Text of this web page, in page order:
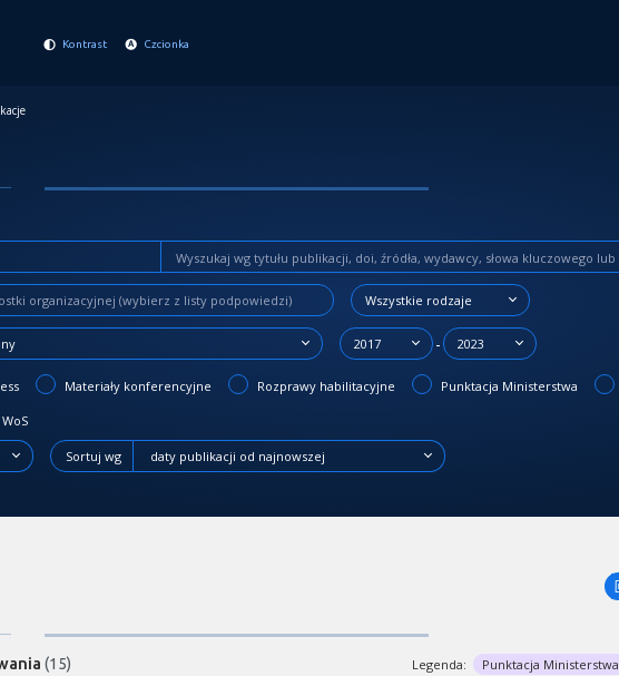
Kontrast Czcionka
Wszystkie rodzaje
2017 - 2023
Materiały konferencyjne Rozprawy habilitacyjne Punktacja Ministerstwa
Sortuj wg daty publikacji od najnowszej
(15) Legenda: Punktacja Ministerstwa